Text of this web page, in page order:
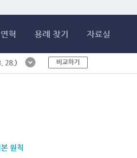
혁 용례 찾기 자료실
28.) 비교하기
원칙